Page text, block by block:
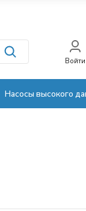
Войти
Насосы высокого